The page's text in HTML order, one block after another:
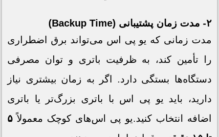
۲- مدت زمان پشتیبانی (Backup Time)
مدت زمانی که یو پی اس می‌تواند برق اضطراری
را تأمین کند، به ظرفیت باتری و توان مصرفی
دستگاه‌ها بستگی دارد. اگر به زمان بیشتری نیاز
دارید، باید یو پی اس با باتری بزرگ‌تر یا باتری
اضافه انتخاب کنید.یو پی اس‌های کوچک معمولاً ۵